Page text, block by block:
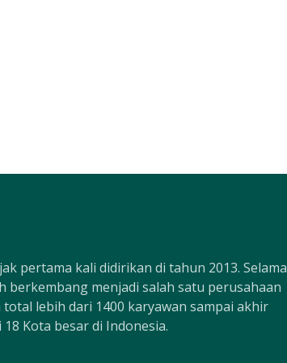
pertama kali didirikan di tahun 2013. Selama
berkembang menjadi salah satu perusahaan
lebih dari 1400 karyawan sampai akhir
Kota besar di Indonesia.